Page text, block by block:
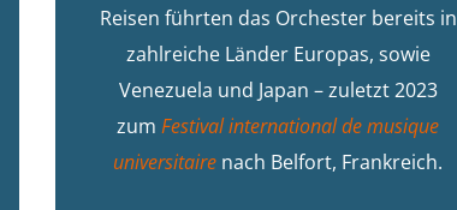
Reisen führten das Orchester bereits in
zahlreiche Länder Europas, sowie
Venezuela und Japan – zuletzt 2023
zum Festival international de musique
universitaire nach Belfort, Frankreich.